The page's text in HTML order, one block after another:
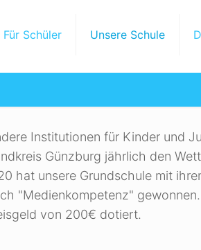
Für Schüler Unsere Schule
Institutionen für Kinder und
Günzburg jährlich den
hat unsere Grundschule mit
"Medienkompetenz" gewonnen.
von 200€ dotiert.